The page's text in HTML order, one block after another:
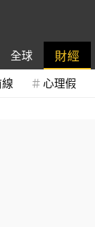
全球 財經
心理假